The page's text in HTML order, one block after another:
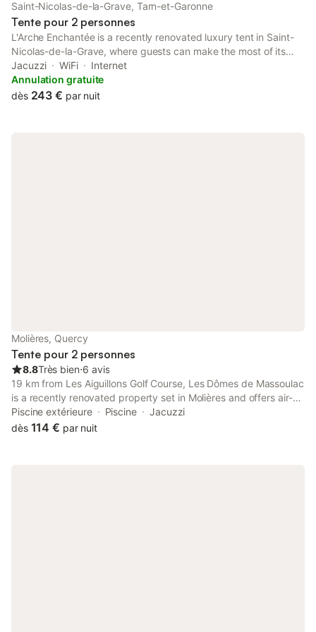
d'Agen où vous aurez toutes les boutiques pour faire du
Shopping et à 5mn de tous les commerces et d'une Gare SNCF.
Entouré de champs et d'agricu
Saint-Nicolas-de-la-Grave, Tarn-et-Garonne
Tente pour 2 personnes
L'Arche Enchantée is a recently renovated luxury tent in Saint-
Nicolas-de-la-Grave, where guests can make the most of its
garden and barbecue facilities. This property offers access to a
terrace, free private parking and free WiFi.
Jacuzzi WiFi
Internet
Annulation gratuite
dès 243 € par nuit
Molières, Quercy
Tente pour 2 personnes
8.8Très bien⋅6 avis
19 km from Les Aiguillons Golf Course, Les Dômes de Massoulac
is a recently renovated property set in Molières and offers air-
conditioned rooms with free WiFi and private parking.
Piscine extérieure Piscine
Jacuzzi
dès 114 € par nuit